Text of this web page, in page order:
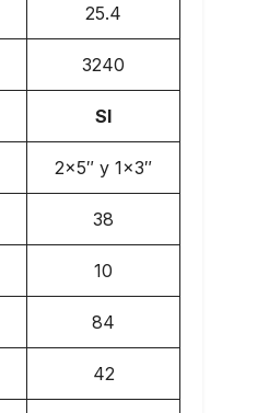
25.4
3240
SI
2×5″ y 1×3″
38
10
84
42